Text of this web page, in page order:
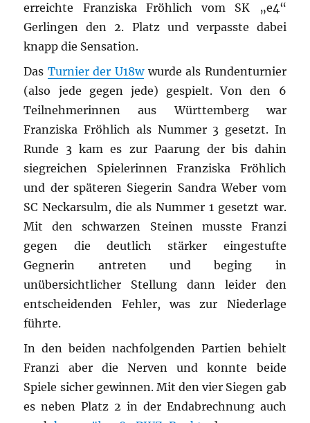
erreichte Franziska Fröhlich vom SK „e4“
Gerlingen den 2. Platz und verpasste dabei
knapp die Sensation.
Das Turnier der U18wwurde als Rundenturnier
(also jede gegen jede) gespielt. Von den 6
Teilnehmerinnen aus Württemberg war
Franziska Fröhlich als Nummer 3 gesetzt. In
Runde 3 kam es zur Paarung der bis dahin
siegreichen Spielerinnen Franziska Fröhlich
und der späteren Siegerin Sandra Weber vom
SC Neckarsulm, die als Nummer 1 gesetzt war.
Mit den schwarzen Steinen musste Franzi
gegen die deutlich stärker eingestufte
Gegnerin antreten und beging in
unübersichtlicher Stellung dann leider den
entscheidenden Fehler, was zur Niederlage
führte.
In den beiden nachfolgenden Partien behielt
Franzi aber die Nerven und konnte beide
Spiele sicher gewinnen. Mit den vier Siegen gab
es neben Platz 2 in der Endabrechnung auch